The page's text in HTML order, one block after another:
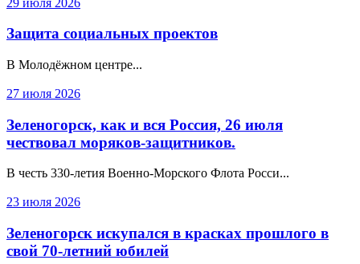
Защита социальных проектов
В Молодёжном центре...
27 июля 2026
Зеленогорск, как и вся Россия, 26 июля
чествовал моряков-защитников.
В честь 330‑летия Военно‑Морского Флота Росси...
23 июля 2026
Зеленогорск искупался в красках прошлого в
свой 70-летний юбилей